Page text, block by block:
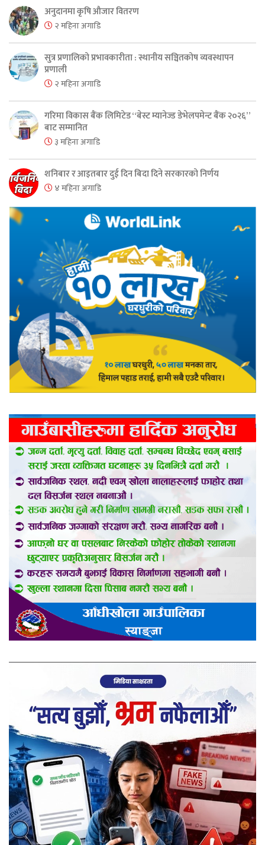
अनुदानमा कृषि औजार वितरण
२ महिना अगाडि
सुत्र प्रणालिको प्रभावकारीता : स्थानीय सञ्चितकोष व्यवस्थापन
प्रणाली
२ महिना अगाडि
गरिमा विकास बैंक लिमिटेड “बेस्ट म्यानेज्ड डेभेलपमेन्ट बैंक २०२६”
बाट सम्मानित
३ महिना अगाडि
शनिबार र आइतबार दुई दिन बिदा दिने सरकारको निर्णय
४ महिना अगाडि